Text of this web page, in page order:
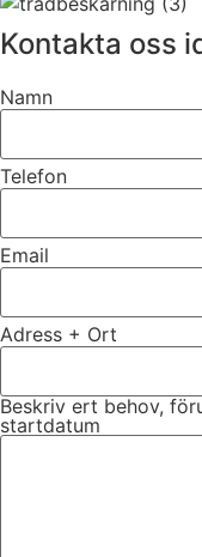
Kontakta oss
Namn
Telefon
Email
Adress + Ort
Beskriv ert behov,
startdatum